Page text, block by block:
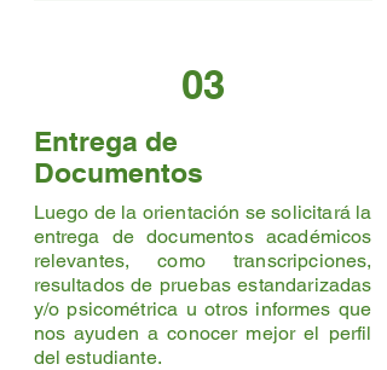
03
Entrega de
Documentos
Luego de la orientación se solicitará la
entrega de documentos académicos
relevantes, como transcripciones,
resultados de pruebas estandarizadas
y/o psicométrica u otros informes que
nos ayuden a conocer mejor el perfil
del estudiante.